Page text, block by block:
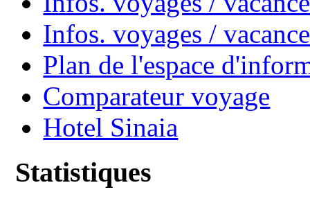
Infos. voyages /
Plan de l'espace
Comparateur voyage
Hotel Sinaia
Statistiques